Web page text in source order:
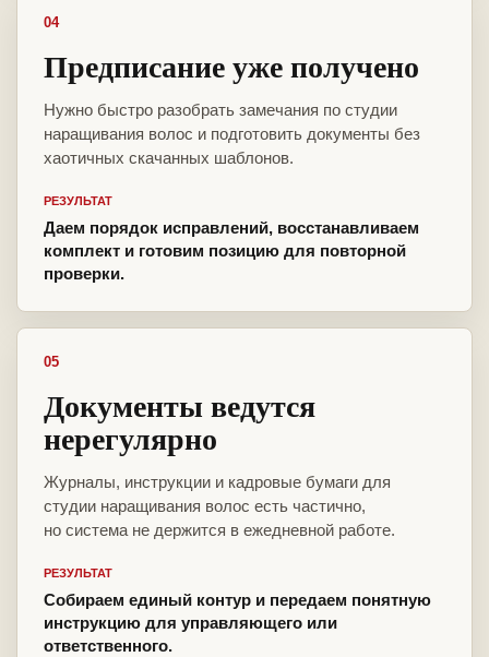
04
Предписание уже получено
Нужно быстро разобрать замечания по студии
наращивания волос и подготовить документы без
хаотичных скачанных шаблонов.
РЕЗУЛЬТАТ
Даем порядок исправлений, восстанавливаем
комплект и готовим позицию для повторной
проверки.
05
Документы ведутся
нерегулярно
Журналы, инструкции и кадровые бумаги для
студии наращивания волос есть частично,
но система не держится в ежедневной работе.
РЕЗУЛЬТАТ
Собираем единый контур и передаем понятную
инструкцию для управляющего или
ответственного.